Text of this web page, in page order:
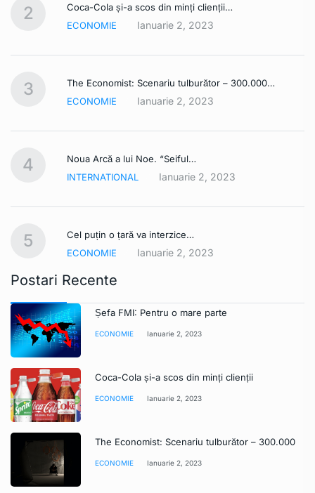
2
Coca-Cola și-a scos din minți clienții…
ECONOMIE
Ianuarie 2, 2023
3
The Economist: Scenariu tulburător – 300.000…
ECONOMIE
Ianuarie 2, 2023
4
Noua Arcă a lui Noe. “Seiful…
INTERNATIONAL
Ianuarie 2, 2023
5
Cel puțin o țară va interzice…
ECONOMIE
Ianuarie 2, 2023
Postari Recente
Șefa FMI: Pentru o mare parte
ECONOMIE Ianuarie 2, 2023
Coca-Cola și-a scos din minți clienții
ECONOMIE Ianuarie 2, 2023
The Economist: Scenariu tulburător – 300.000
ECONOMIE Ianuarie 2, 2023